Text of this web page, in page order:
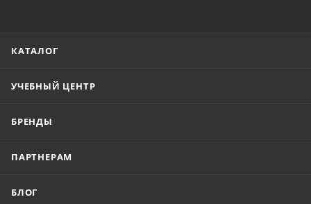
КАТАЛОГ
УЧЕБНЫЙ ЦЕНТР
БРЕНДЫ
ПАРТНЕРАМ
БЛОГ